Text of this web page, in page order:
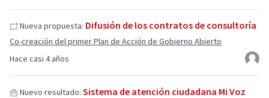
Hace casi 4 años
Nueva propuesta: Difusión de los contratos de consultoría
Co-creación del primer Plan de Acción de Gobierno Abierto
Nuevo resultado: Sistema de atención ciudadana Mi Voz